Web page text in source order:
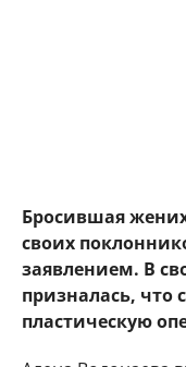
Бросившая
своих
заявлением. В
призналась, что
пластическую